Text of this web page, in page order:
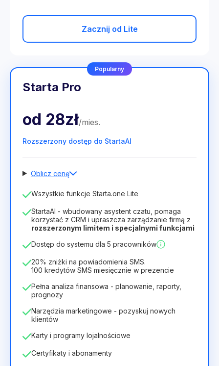
Zacznij od Lite
Popularny
Starta Pro
od 28zł/mies.
Rozszerzony dostęp do StartaAI
Oblicz cenę
Liczba pracowników
Czas trwania licencji
12 Months(zniżka -25%) Opłacalny
40zł28zł miesiąc
336zł za 12 Months
Wszystkie funkcje Starta.one Lite
StartaAI - wbudowany asystent czatu, pomaga
korzystać z CRM i upraszcza zarządzanie firmą z
rozszerzonym limitem i specjalnymi funkcjami
Dostęp do systemu dla 5 pracowników
20% zniżki na powiadomienia SMS.
100 kredytów SMS miesięcznie w prezencie
Pełna analiza finansowa - planowanie, raporty,
prognozy
Narzędzia marketingowe - pozyskuj nowych
klientów
Karty i programy lojalnościowe
Certyfikaty i abonamenty